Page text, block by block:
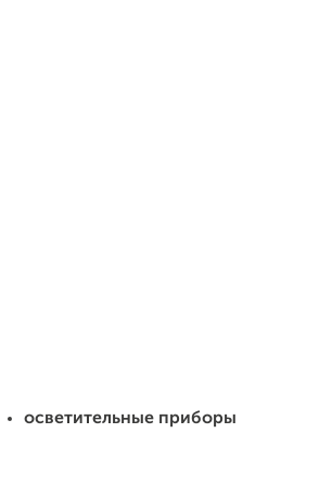
осветительные приборы